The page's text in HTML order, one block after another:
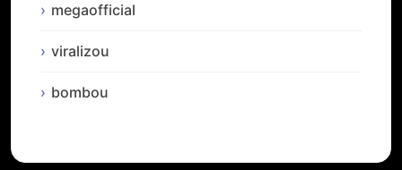
megaofficial
viralizou
bombou